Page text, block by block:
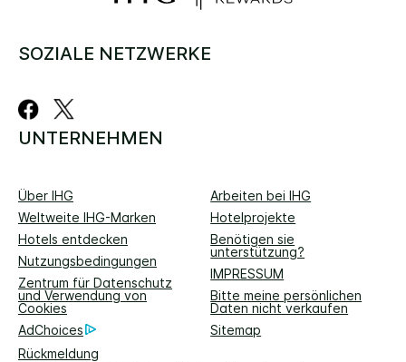
SOZIALE NETZWERKE
UNTERNEHMEN
Über IHG
Arbeiten bei IHG
Weltweite IHG-Marken
Hotelprojekte
Hotels entdecken
Benötigen sie
unterstützung?
Nutzungsbedingungen
IMPRESSUM
Zentrum für Datenschutz
und Verwendung von
Cookies
Bitte meine persönlichen
Daten nicht verkaufen
AdChoices
Sitemap
Rückmeldung